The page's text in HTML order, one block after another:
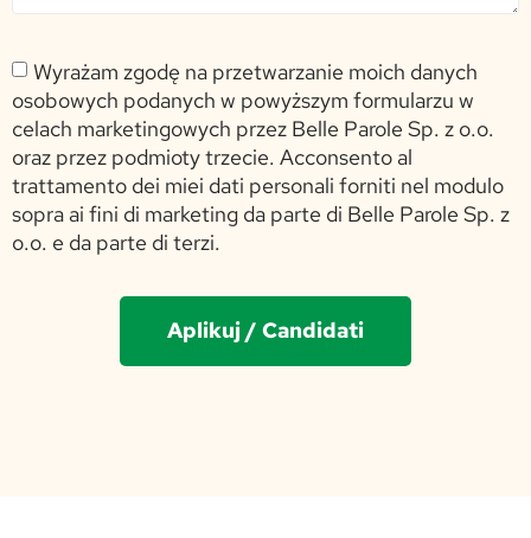
Wyrażam zgodę na przetwarzanie moich danych
osobowych podanych w powyższym formularzu w
celach marketingowych przez Belle Parole Sp. z o.o.
oraz przez podmioty trzecie. Acconsento al
trattamento dei miei dati personali forniti nel modulo
sopra ai fini di marketing da parte di Belle Parole Sp. z
o.o. e da parte di terzi.
Aplikuj / Candidati